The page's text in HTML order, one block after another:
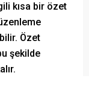
kısa bir özet
Özet
şekilde